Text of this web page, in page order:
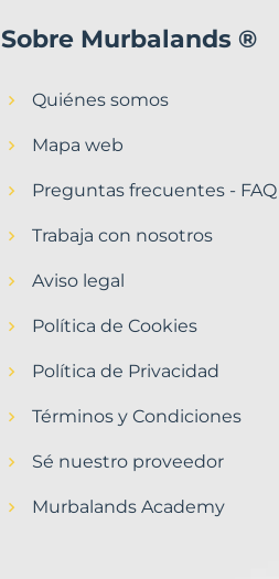
Sobre Murbalands ®
Quiénes somos
Mapa web
Preguntas frecuentes - FAQ
Trabaja con nosotros
Aviso legal
Política de Cookies
Política de Privacidad
Términos y Condiciones
Sé nuestro proveedor
Murbalands Academy